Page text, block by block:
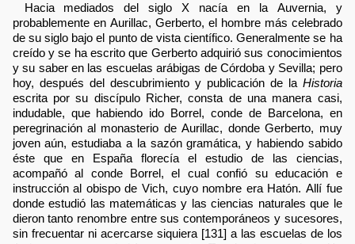
Hacia mediados del siglo X nacía en la Auvernia, y
probablemente en Aurillac, Gerberto, el hombre más celebrado
de su siglo bajo el punto de vista científico. Generalmente se ha
creído y se ha escrito que Gerberto adquirió sus conocimientos
y su saber en las escuelas arábigas de Córdoba y Sevilla; pero
hoy, después del descubrimiento y publicación de la Historia
escrita por su discípulo Richer, consta de una manera casi,
indudable, que habiendo ido Borrel, conde de Barcelona, en
peregrinación al monasterio de Aurillac, donde Gerberto, muy
joven aún, estudiaba a la sazón gramática, y habiendo sabido
éste que en España florecía el estudio de las ciencias,
acompañó al conde Borrel, el cual confió su educación e
instrucción al obispo de Vich, cuyo nombre era Hatón. Allí fue
donde estudió las matemáticas y las ciencias naturales que le
dieron tanto renombre entre sus contemporáneos y sucesores,
sin frecuentar ni acercarse siquiera [131] a las escuelas de los